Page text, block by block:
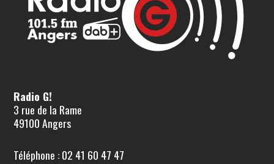
Radio G!
3 rue de la Rame
49100 Angers
Téléphone : 02 41 60 47 47